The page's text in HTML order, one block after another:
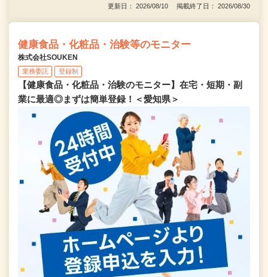
更新日： 2026/08/10 掲載終了日： 2026/08/30
健康食品・化粧品・治験等のモニター
株式会社SOUKEN
業務委託 登録制
【健康食品・化粧品・治験のモニター】在宅・短期・副
業に最適◎まずは簡単登録！＜愛知県＞